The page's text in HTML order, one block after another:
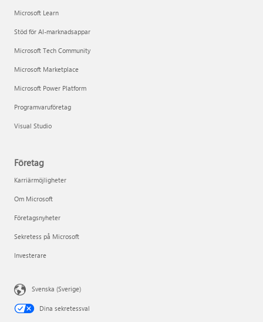
Microsoft Learn
Stöd för AI-marknadsappar
Microsoft Tech Community
Microsoft Marketplace
Microsoft Power Platform
Programvaruföretag
Visual Studio
Företag
Karriärmöjligheter
Om Microsoft
Företagsnyheter
Sekretess på Microsoft
Investerare
Svenska (Sverige)
Dina sekretessval